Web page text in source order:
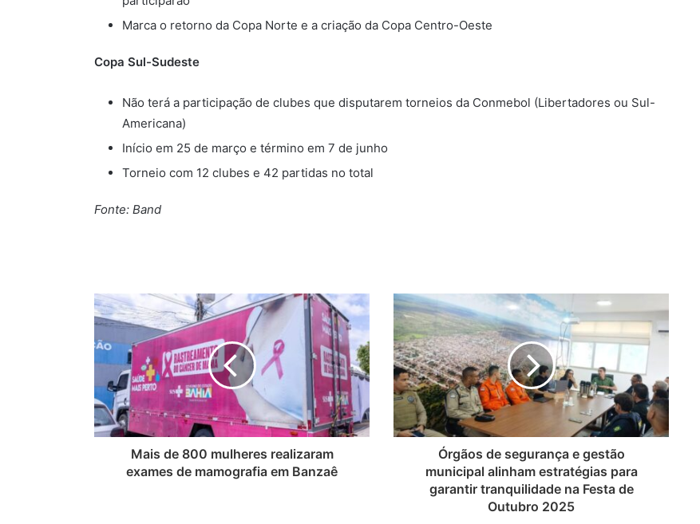
Marca o retorno da Copa Norte e a criação da Copa Centro-Oeste
Copa Sul-Sudeste
Não terá a participação de clubes que disputarem torneios da Conmebol (Libertadores ou Sul-
Americana)
Início em 25 de março e término em 7 de junho
Torneio com 12 clubes e 42 partidas no total
Fonte: Band
Mais de 800 mulheres realizaram
exames de mamografia em Banzaê
Órgãos de segurança e gestão
municipal alinham estratégias para
garantir tranquilidade na Festa de
Outubro 2025